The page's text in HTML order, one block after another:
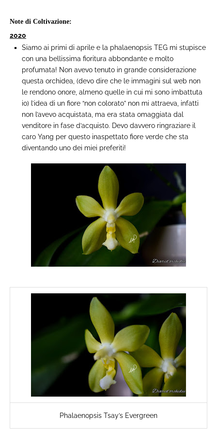
Note di Coltivazione:
2020
Siamo ai primi di aprile e la phalaenopsis TEG mi stupisce
con una bellissima fioritura abbondante e molto
profumata! Non avevo tenuto in grande considerazione
questa orchidea, (devo dire che le immagini sul web non
le rendono onore, almeno quelle in cui mi sono imbattuta
io) l’idea di un fiore “non colorato” non mi attraeva, infatti
non l’avevo acquistata, ma era stata omaggiata dal
venditore in fase d’acquisto. Devo davvero ringraziare il
caro Yang per questo inaspettato fiore verde che sta
diventando uno dei miei preferiti!
Phalaenopsis Tsay’s Evergreen